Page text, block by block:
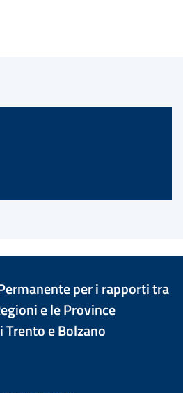
per i rapporti tra
e le Province
e Bolzano